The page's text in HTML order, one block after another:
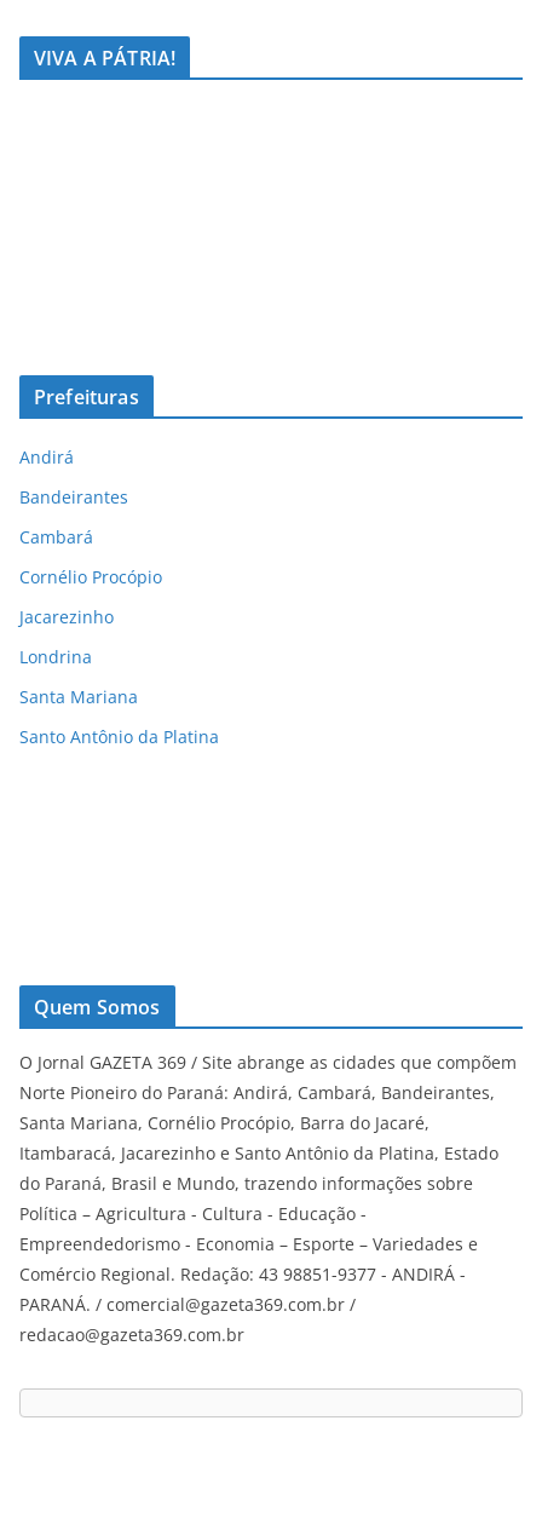
VIVA A PÁTRIA!
Prefeituras
Andirá
Bandeirantes
Cambará
Cornélio Procópio
Jacarezinho
Londrina
Santa Mariana
Santo Antônio da Platina
Quem Somos
O Jornal GAZETA 369 / Site abrange as cidades que compõem
Norte Pioneiro do Paraná: Andirá, Cambará, Bandeirantes,
Santa Mariana, Cornélio Procópio, Barra do Jacaré,
Itambaracá, Jacarezinho e Santo Antônio da Platina, Estado
do Paraná, Brasil e Mundo, trazendo informações sobre
Política – Agricultura - Cultura - Educação -
Empreendedorismo - Economia – Esporte – Variedades e
Comércio Regional. Redação: 43 98851-9377 - ANDIRÁ -
PARANÁ. / comercial@gazeta369.com.br /
redacao@gazeta369.com.br